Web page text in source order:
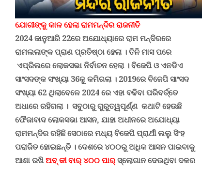
ଯୋଗୀଙ୍କୁ କାଳ ହେଲା ରାମମନ୍ଦିର ରାଜନୀତି
2024 ଜାନୁଆରି 22ରେ ଅଯୋଧ୍ୟାରେ ରାମ ମନ୍ଦିରରେ
ରାମଲଲାଙ୍କ ପ୍ରାଣ ପ୍ରତିଷ୍ଠା ହେଲା । ତିନି ମାସ ପରେ
ଏପ୍ରିଲରେ ଲୋକସଭା ନିର୍ବାଚନ ହେଲା । ବିଜେପି ଓ ଏନଡିଏ
ସାଂସଦଙ୍କ ସଂଖ୍ୟା 36କୁ କମିଗଲା । 2019ରେ ବିଜେପି ସାଂସଦ
ସଂଖ୍ୟା 62 ଥିଲାବେଳେ 2024 ରେ ଏହା ବଢିବା ପରିବର୍ତ୍ତେ
ଅଧାରେ ରହିଗଲା । ସବୁଠାରୁ ଗୁରୁତ୍ୱପୂର୍ଣ୍ଣ କଥାଟି ହେଉଛି
ଫୈଜାବାଦ ଲୋକସଭା ଆସନ,ଯାହା ଅଧୀନରେ ଅଯୋଧ୍ୟା
ରାମମନ୍ଦିର ରହିଛି ସେଠାରେ ମଧ୍ୟ ବିଜେପି ପ୍ରାର୍ଥୀ ଲଲୁ ସିଂହ
ପରାଜିତ ହୋଇଛନ୍ତି । ଦେଶରେ ୪୦୦ରୁ ଅଧିକ ଆସନ ପାଇବାକୁ
ଆଶା ରଖିଅବ୍ କୀ ବାର୍ ୪୦୦ ପାର୍ସ୍ଲୋଗାନ ଦେଉଥିବା ଦଳର